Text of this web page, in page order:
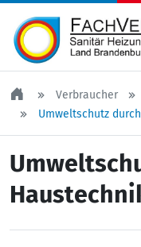
Verbraucher
Umweltschutz